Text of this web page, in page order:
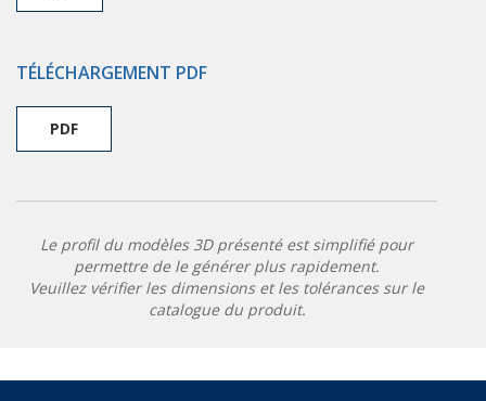
TÉLÉCHARGEMENT PDF
PDF
Le profil du modèles 3D présenté est simplifié pour
permettre de le générer plus rapidement.
Veuillez vérifier les dimensions et les tolérances sur le
catalogue du produit.